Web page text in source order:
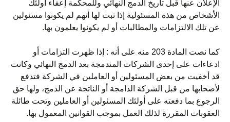
الإعلان عنها قبل تاريخ الدمج النهائي وللمحكمة إعفاء أولئك
الأشخاص من هذه المسئولية إذا ثبت لها أنهم لم يكونوا مسئولين
عن تلك الالتزامات والمطالبات أو لم يكونوا يعلمون بها.
كما نصت المادة 203 منه على أنه : إذا ظهرت التزامات أو
ادعاءات على إحدى الشركات المندمجة بعد الدمج النهائي وكانت
قد أخفيت من بعض المسئولين أو العاملين في الشركة فتدفع
لأصحابها من قبل الشركة الدامجة أو الناتجة عن الدمج، ولها حق
الرجوع بما دفعته على أولئك المسئولين أو العاملين وتحت طائلة
العقوبات المقررة لذلك العمل بموجب القوانين المعمول بها.